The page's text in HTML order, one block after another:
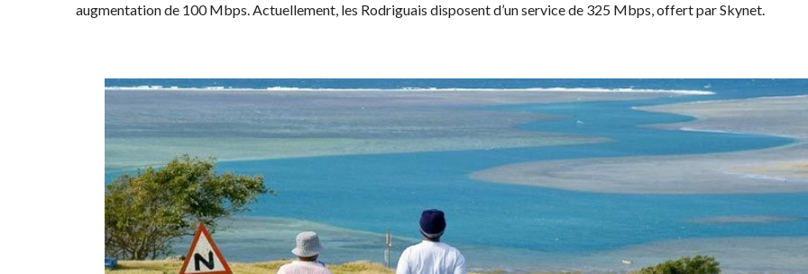
augmentation de 100 Mbps. Actuellement, les Rodriguais disposent d’un service de 325 Mbps, offert par Skynet.